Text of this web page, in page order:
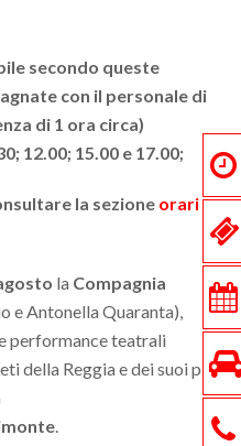
secondo queste
con il personale di
di 1 ora circa)
12.00; 15.00 e 17.00;
la sezione orari
la Compagnia
e Antonella Quaranta),
performance teatrali
della Reggia e dei suoi più
.